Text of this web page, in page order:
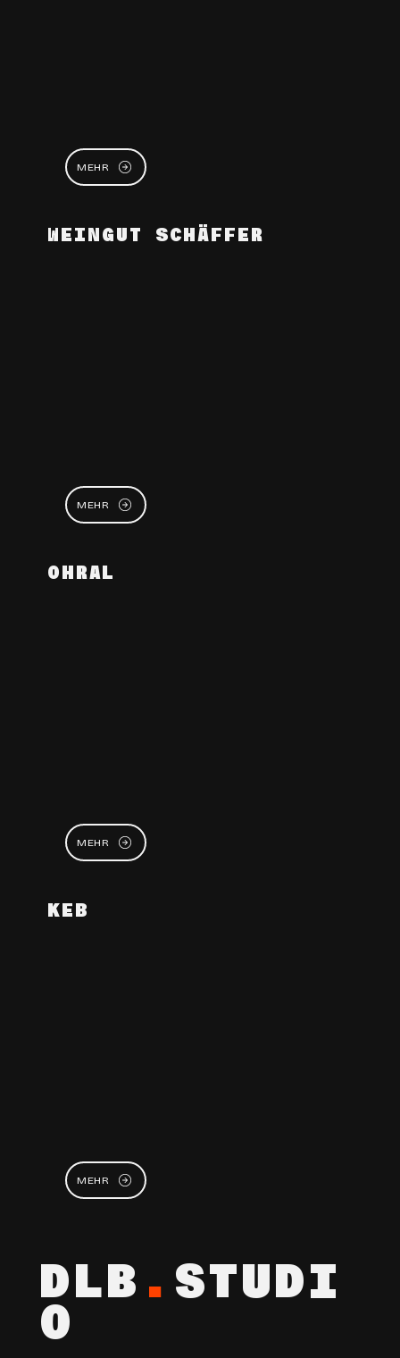
MEHR
WEINGUT SCHÄFFER
MEHR
OHRAL
MEHR
KEB
MEHR
DLB . STUDI
O